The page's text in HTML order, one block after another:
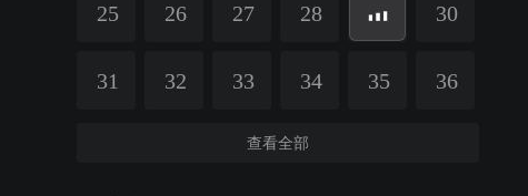
25 26 27 28 30
31 32 33 34 35 36
查看全部